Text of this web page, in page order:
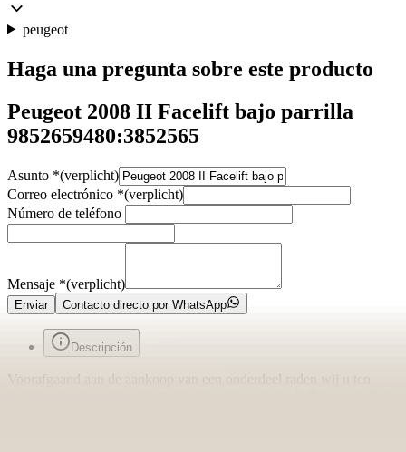
peugeot
Haga una pregunta sobre este producto
Peugeot 2008 II Facelift bajo parrilla
9852659480:3852565
Asunto *(verplicht)
Correo electrónico *(verplicht)
Número de teléfono
Mensaje *(verplicht)
Enviar Contacto directo por WhatsApp
Descripción
Voorafgaand aan de aankoop van een onderdeel raden wij u ten